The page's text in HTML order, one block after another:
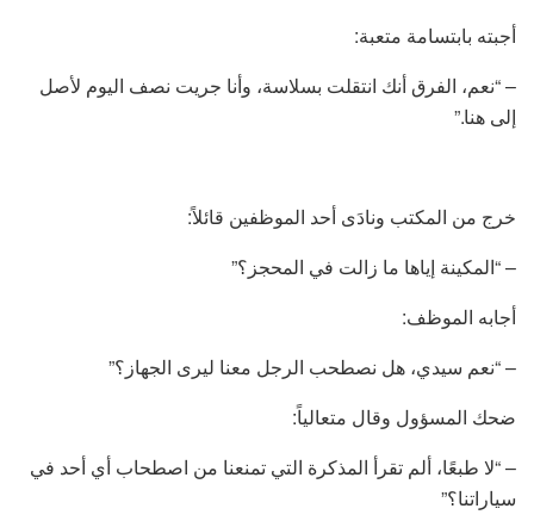
أجبته بابتسامة متعبة:
– “نعم، الفرق أنك انتقلت بسلاسة، وأنا جريت نصف اليوم لأصل
إلى هنا.”
خرج من المكتب ونادَى أحد الموظفين قائلاً:
– “المكينة إياها ما زالت في المحجز؟”
أجابه الموظف:
– “نعم سيدي، هل نصطحب الرجل معنا ليرى الجهاز؟”
ضحك المسؤول وقال متعالياً:
– “لا طبعًا، ألم تقرأ المذكرة التي تمنعنا من اصطحاب أي أحد في
سياراتنا؟”